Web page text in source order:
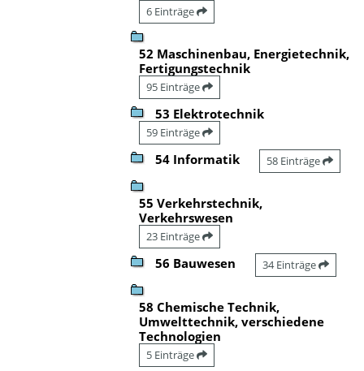
6 Einträge
52 Maschinenbau, Energietechnik,
Fertigungstechnik
95 Einträge
53 Elektrotechnik
59 Einträge
54 Informatik 58 Einträge
55 Verkehrstechnik,
Verkehrswesen
23 Einträge
56 Bauwesen 34 Einträge
58 Chemische Technik,
Umwelttechnik, verschiedene
Technologien
5 Einträge